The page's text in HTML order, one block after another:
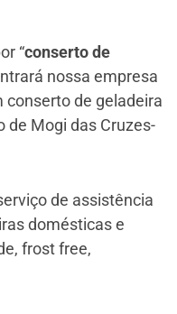
“conserto de
nossa empresa
conserto de geladeira
de Mogi das Cruzes-
de assistência
domésticas e
frost free,